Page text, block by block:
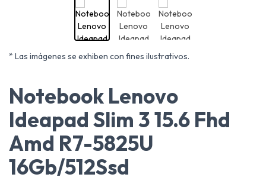
* Las imágenes se exhiben con fines ilustrativos.
Notebook Lenovo
Ideapad Slim 3 15.6 Fhd
Amd R7-5825U
16Gb/512Ssd